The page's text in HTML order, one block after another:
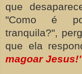
que
"Como é
tranquila?",
que ela
magoar